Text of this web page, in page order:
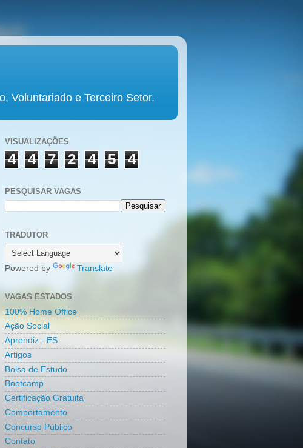
Voluntariado e Terceiro Setor.
VISUALIZAÇÕES
4 4 7 2 4 5 4
PESQUISAR VAGAS
TRADUTOR
Powered by Translate
VAGAS ESTADOS
100% Home Office
Ação Social
Aprendiz - ES
Artigos
Bolsa de Estudo
Bootcamp
Certificação Gratuita
Comportamento
Concurso Público
Contato